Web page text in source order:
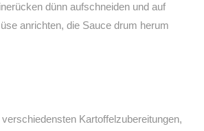
dünn aufschneiden und auf
anrichten, die Sauce drum herum
Kartoffelzubereitungen,